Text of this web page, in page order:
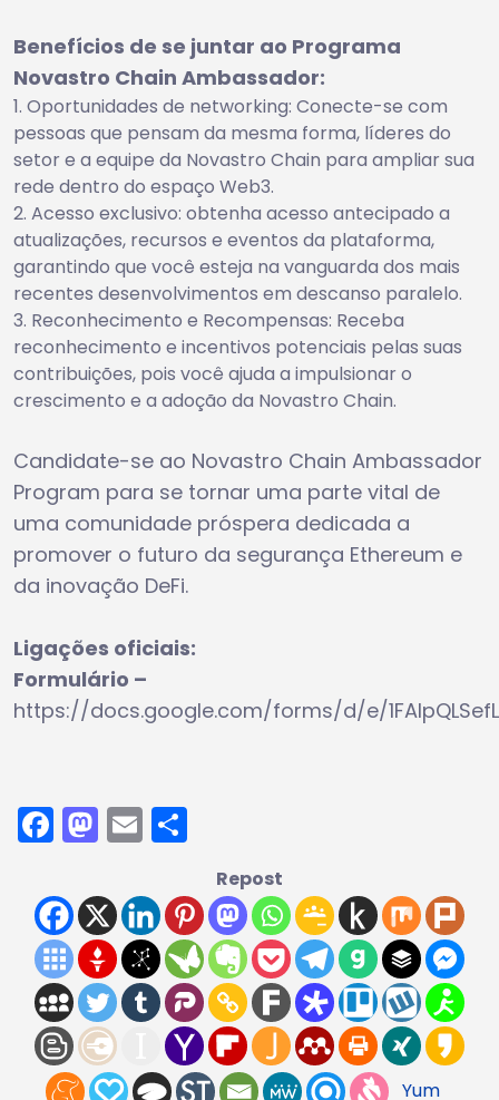
Benefícios de se juntar ao Programa
Novastro Chain Ambassador:
Oportunidades de networking: Conecte-se com
pessoas que pensam da mesma forma, líderes do
setor e a equipe da Novastro Chain para ampliar sua
rede dentro do espaço Web3.
Acesso exclusivo: obtenha acesso antecipado a
atualizações, recursos e eventos da plataforma,
garantindo que você esteja na vanguarda dos mais
recentes desenvolvimentos em descanso paralelo.
Reconhecimento e Recompensas: Receba
reconhecimento e incentivos potenciais pelas suas
contribuições, pois você ajuda a impulsionar o
crescimento e a adoção da Novastro Chain.
Candidate-se ao Novastro Chain Ambassador
Program para se tornar uma parte vital de
uma comunidade próspera dedicada a
promover o futuro da segurança Ethereum e
da inovação DeFi.
Ligações oficiais:
Formulário –
https://docs.google.com/forms/d/e/
Facebook
Mastodon
Email
Repost
Yum